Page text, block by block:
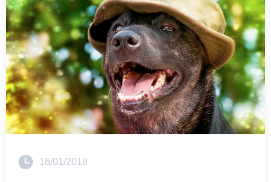
16/01/2018